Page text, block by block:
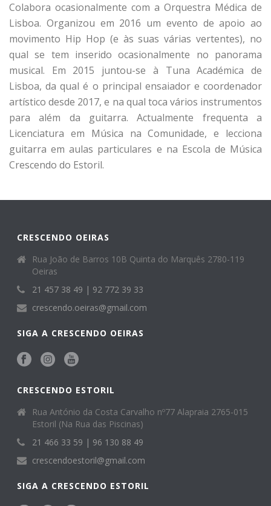
Colabora ocasionalmente com a Orquestra Médica de
Lisboa. Organizou em 2016 um evento de apoio ao
movimento Hip Hop (e às suas várias vertentes), no
qual se tem inserido ocasionalmente no panorama
musical. Em 2015 juntou-se à Tuna Académica de
Lisboa, da qual é o principal ensaiador e coordenador
artístico desde 2017, e na qual toca vários instrumentos
para além da guitarra. Actualmente frequenta a
Licenciatura em Música na Comunidade, e lecciona
guitarra em aulas particulares e na Escola de Música
Crescendo do Estoril.
CRESCENDO OEIRAS
Rua João de Barros 10B Quinta do Marquês 2780-119
Oeiras
21 457 38 49 | 92 772 39 33
crescendo.oeiras@gmail.com
SIGA A CRESCENDO OEIRAS
CRESCENDO ESTORIL
Rua António da Costa Carvalho nº77 Alapraia 2765-015
Estoril (Na Rua das Piscinas)
21 466 33 59 | 96 130 88 49
crescendoestoril@gmail.com
SIGA A CRESCENDO ESTORIL